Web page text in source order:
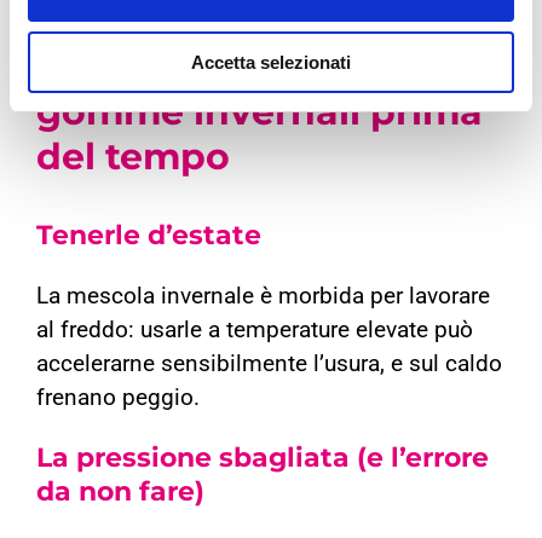
Accetta selezionati
Cosa consuma le
gomme invernali prima
del tempo
Tenerle d’estate
La mescola invernale è morbida per lavorare
al freddo: usarle a temperature elevate può
accelerarne sensibilmente l’usura, e sul caldo
frenano peggio.
La pressione sbagliata (e l’errore
da non fare)